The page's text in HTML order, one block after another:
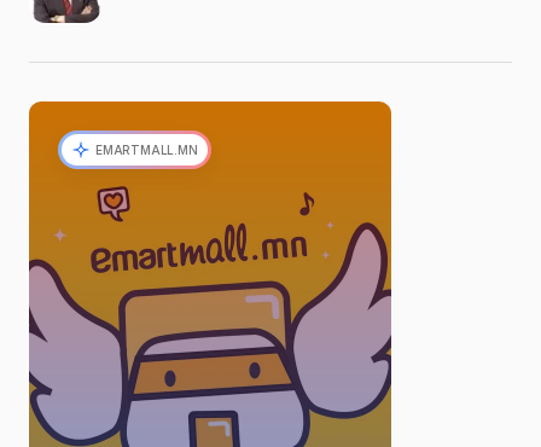
EMARTMALL.MN